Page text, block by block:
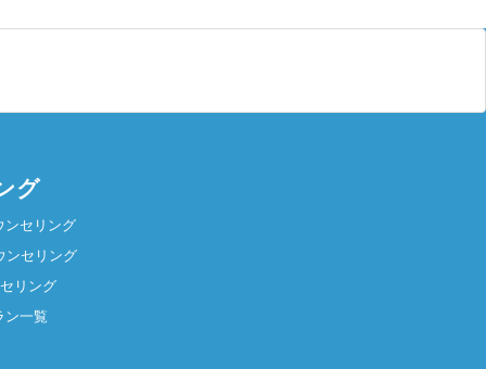
グ
ンセリング
ンセリング
リング
ン一覧